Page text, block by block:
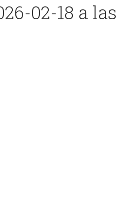
02-18 a las